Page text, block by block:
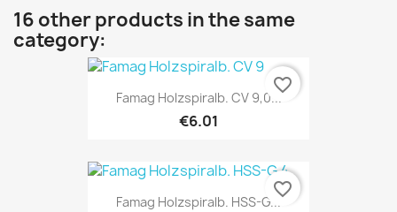
16 other products in the same
category:
Famag Holzspiralb. CV 9,0...
€6.01
favorite_border
Famag Holzspiralb. HSS-G...
favorite_border